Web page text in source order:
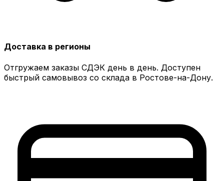
Доставка в регионы
Отгружаем заказы СДЭК день в день. Доступен
быстрый самовывоз со склада в Ростове-на-Дону.